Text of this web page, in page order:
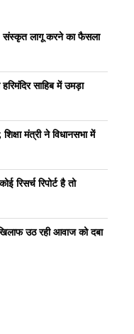
संस्कृत लागू करने का फैसला
साहिब में उमड़ा
मंत्री ने विधानसभा में
रिसर्च रिपोर्ट है तो
उठ रही आवाज को दबा